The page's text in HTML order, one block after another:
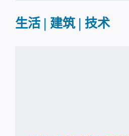
生活 | 建筑 | 技术